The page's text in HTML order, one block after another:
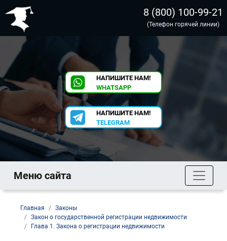
8 (800) 100-99-21
(Телефон горячей линии)
НАПИШИТЕ НАМ!
WHATSAPP
НАПИШИТЕ НАМ!
TELEGRAM
Меню сайта
Главная
Законы
Закон о государственной регистрации недвижимости
Глава 1. Закона о регистрации недвижимости